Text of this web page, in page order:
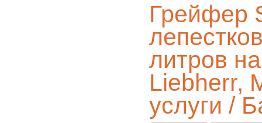
Грейфер
литров
Liebherr,
услуги /